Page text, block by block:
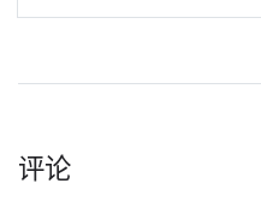
评论